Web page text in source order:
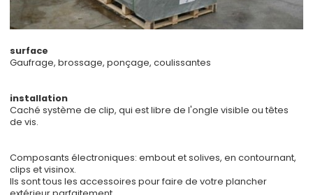
surface
Gaufrage, brossage, ponçage, coulissantes
installation
Caché système de clip, qui est libre de l'ongle visible ou têtes
de vis.
Composants électroniques: embout et solives, en contournant,
clips et visinox.
Ils sont tous les accessoires pour faire de votre plancher